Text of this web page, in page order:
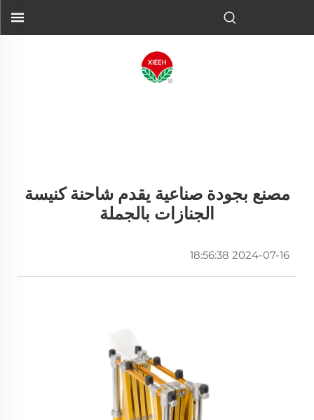
مصنع بجودة صناعية يقدم شاحنة كنيسة
الجنازات بالجملة
2024-07-16 18:56:38